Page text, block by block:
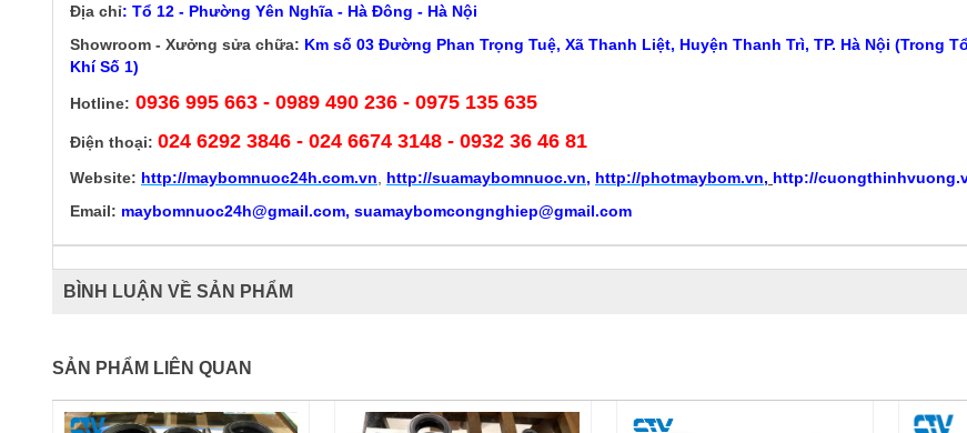
Địa chỉ: Tổ 12 - Phường Yên Nghĩa - Hà Đông - Hà Nội
Showroom - Xưởng sửa chữa: Km số 03 Đường Phan Trọng Tuệ, Xã Thanh Liệt, Huyện Thanh Trì, TP. Hà Nội (Trong
Khí Số 1)
Hotline: 0936 995 663 - 0989 490 236 - 0975 135 635
Điện thoại: 024 6292 3846 - 024 6674 3148 - 0932 36 46 81
Website: http://maybomnuoc24h.com.vn http://suamaybomnuoc.vn, http://photmaybom.vn, http://
Email: maybomnuoc24h@gmail.com, suamaybomcongnghiep@gmail.com
BÌNH LUẬN VỀ SẢN PHẨM
SẢN PHẨM LIÊN QUAN